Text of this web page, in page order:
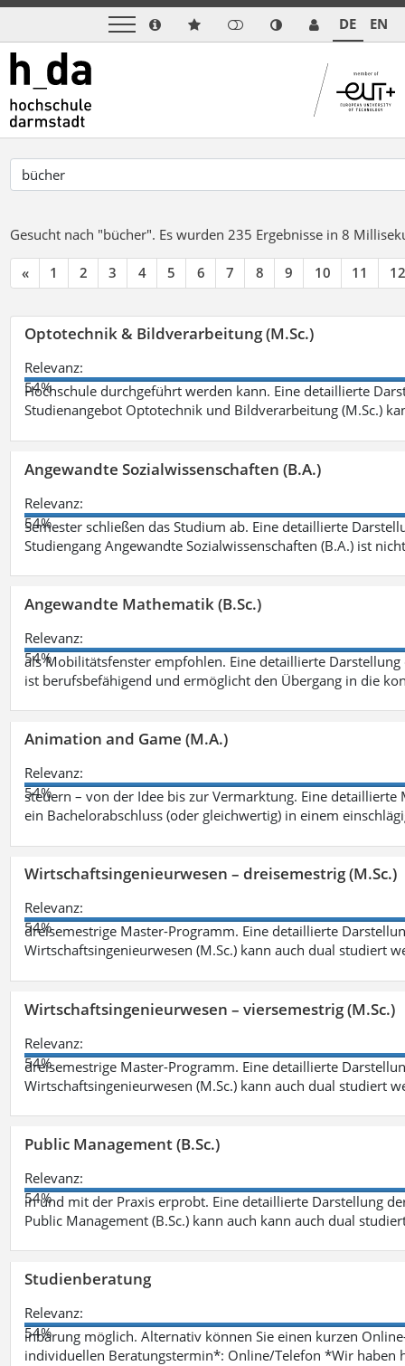
DE EN
Gesucht nach "bücher". Es wurden 235 Ergebnisse in 8
« 1 2 3 4 5 6 7 8 9 10 11 12
Optotechnik & Bildverarbeitung (M.Sc.)
Relevanz:
54%
Hochschule durchgeführt werden kann. Eine detaillierte
Studienangebot Optotechnik und Bildverarbeitung (M.Sc.)
Angewandte Sozialwissenschaften (B.A.)
Relevanz:
54%
Semester schließen das Studium ab. Eine detaillierte
Studiengang Angewandte Sozialwissenschaften (B.A.) ist
Angewandte Mathematik (B.Sc.)
Relevanz:
54%
als Mobilitätsfenster empfohlen. Eine detaillierte
ist berufsbefähigend und ermöglicht den Übergang in die
Animation and Game (M.A.)
Relevanz:
54%
steuern – von der Idee bis zur Vermarktung. Eine
ein Bachelorabschluss (oder gleichwertig) in einem
Wirtschaftsingenieurwesen – dreisemestrig (M.Sc.)
Relevanz:
54%
dreisemestrige Master-Programm. Eine detaillierte
Wirtschaftsingenieurwesen (M.Sc.) kann auch dual studiert
Wirtschaftsingenieurwesen – viersemestrig (M.Sc.)
Relevanz:
54%
dreisemestrige Master-Programm. Eine detaillierte
Wirtschaftsingenieurwesen (M.Sc.) kann auch dual studiert
Public Management (B.Sc.)
Relevanz:
54%
in und mit der Praxis erprobt. Eine detaillierte Darstellung
Public Management (B.Sc.) kann auch kann auch dual
Studienberatung
Relevanz:
54%
inbarung möglich. Alternativ können Sie einen kurzen
individuellen Beratungstermin*: Online/Telefon *Wir haben